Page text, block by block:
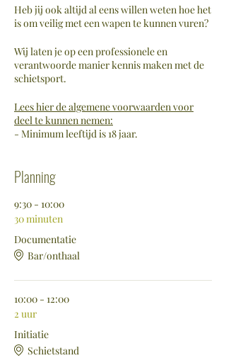
Heb jij ook altijd al eens willen weten hoe het
is om veilig met een wapen te kunnen vuren?
Wij laten je op een professionele en
verantwoorde manier kennis maken met de
schietsport.
Lees hier de algemene voorwaarden voor
deel te kunnen nemen:
- Minimum leeftijd is 18 jaar.
geschoten.
Kostprijs: 55€ per persoon
Het aantal deelnemers is beperkt. Tijdig
inschrijven is dus de boodschap!
Planning
9:30 - 10:00
30 minuten
Documentatie
Bar/onthaal
10:00 - 12:00
2 uur
Initiatie
Schietstand